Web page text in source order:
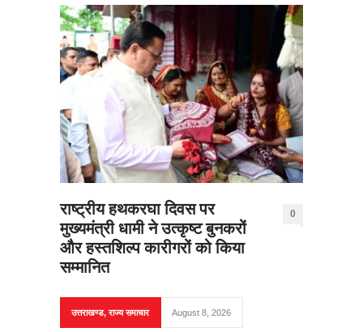
राष्ट्रीय हथकरघा दिवस पर
मुख्यमंत्री धामी ने उत्कृष्ट बुनकरों
और हस्तशिल्प कारीगरों को किया
सम्मानित
0
उत्तराखण्ड,राज्य समाचार August 8, 2026